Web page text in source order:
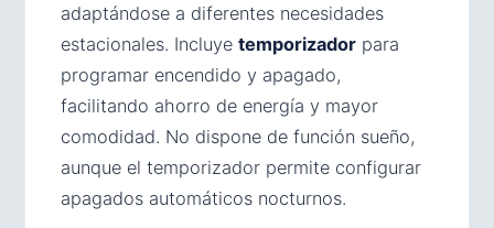
adaptándose a diferentes necesidades
estacionales. Incluye temporizador para
programar encendido y apagado,
facilitando ahorro de energía y mayor
comodidad. No dispone de función sueño,
aunque el temporizador permite configurar
apagados automáticos nocturnos.